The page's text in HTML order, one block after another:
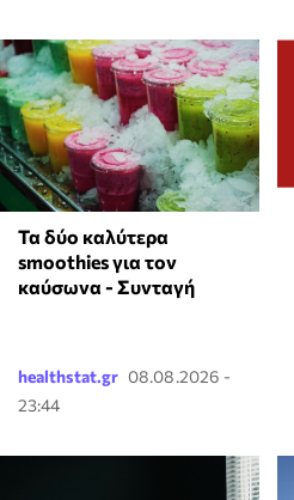
Τα δύο καλύτερα
smoothies για τον
καύσωνα - Συνταγή
healthstat.gr 08.08.2026 -
23:44